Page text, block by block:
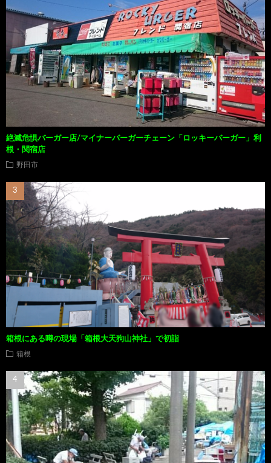
絶滅危惧バーガー店/マイナーバーガーチェーン「ロッキーバーガー」利
根・関宿店
野田市
箱根にある噂の現場「箱根大天狗山神社」で初詣
箱根